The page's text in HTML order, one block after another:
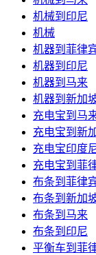
机械到印尼
机械
机器到菲律
机器到印尼
机器到马来
机器到新加
充电宝到马
充电宝到新
充电宝印度
充电宝到菲
布条到菲律
布条到新加
布条到马来
布条到印尼
平衡车到菲